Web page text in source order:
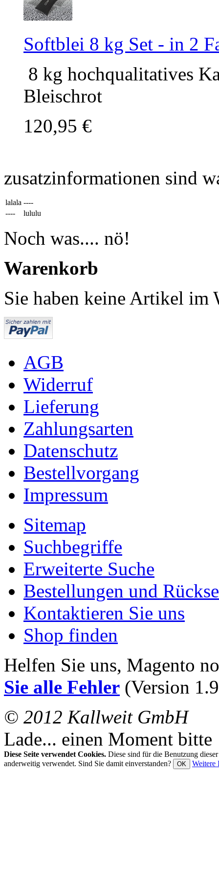
Softblei 8 kg Set - in 2
8 kg hochqualitatives
Bleischrot
120,95 €
zusatzinformationen sind
lalala ----
----
lululu
Noch was.... nö!
Warenkorb
Sie haben keine Artikel im
AGB
Widerruf
Lieferung
Zahlungsarten
Datenschutz
Bestellvorgang
Impressum
Sitemap
Suchbegriffe
Erweiterte Suche
Bestellungen und
Kontaktieren Sie uns
Shop finden
Helfen Sie uns, Magento
Sie alle Fehler (Version
© 2012 Kallweit GmbH
Lade... einen Moment bitte
Diese Seite verwendet Cookies. Diese sind für die Benutzung
anderweitig verwendet. Sind Sie damit einverstanden?
OK Weitere